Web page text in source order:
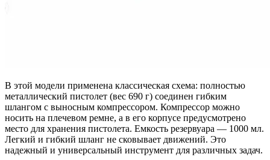
В этой модели применена классическая схема: полностью
металлический пистолет (вес 690 г) соединен гибким
шлангом с выносным компрессором. Компрессор можно
носить на плечевом ремне, а в его корпусе предусмотрено
место для хранения пистолета. Емкость резервуара — 1000 мл.
Легкий и гибкий шланг не сковывает движений. Это
надежный и универсальный инструмент для различных задач.